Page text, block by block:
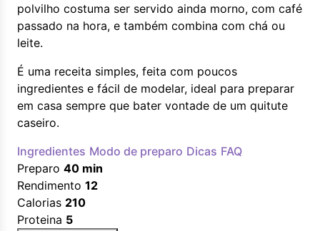
polvilho costuma ser servido ainda morno, com café
passado na hora, e também combina com chá ou
leite.
É uma receita simples, feita com poucos
ingredientes e fácil de modelar, ideal para preparar
em casa sempre que bater vontade de um quitute
caseiro.
Ingredientes Modo de preparo Dicas FAQ
Preparo 40 min
Rendimento 12
Calorias 210
Proteina 5